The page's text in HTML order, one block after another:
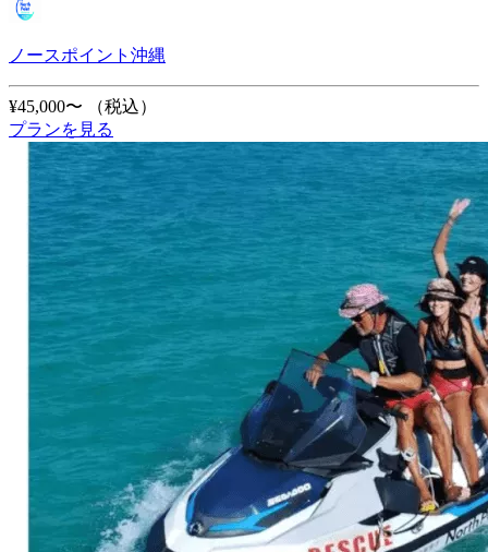
ノースポイント沖縄
¥45,000〜
（税込）
プランを見る